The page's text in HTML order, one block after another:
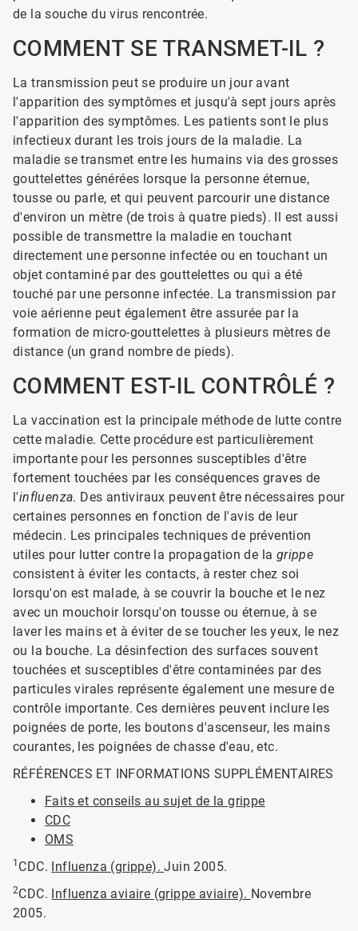
de la souche du virus rencontrée.
COMMENT SE TRANSMET-IL ?
La transmission peut se produire un jour avant
l'apparition des symptômes et jusqu'à sept jours après
l'apparition des symptômes. Les patients sont le plus
infectieux durant les trois jours de la maladie. La
maladie se transmet entre les humains via des grosses
gouttelettes générées lorsque la personne éternue,
tousse ou parle, et qui peuvent parcourir une distance
d'environ un mètre (de trois à quatre pieds). Il est aussi
possible de transmettre la maladie en touchant
directement une personne infectée ou en touchant un
objet contaminé par des gouttelettes ou qui a été
touché par une personne infectée. La transmission par
voie aérienne peut également être assurée par la
formation de micro-gouttelettes à plusieurs mètres de
distance (un grand nombre de pieds).
COMMENT EST-IL CONTRÔLÉ ?
La vaccination est la principale méthode de lutte contre
cette maladie. Cette procédure est particulièrement
importante pour les personnes susceptibles d'être
fortement touchées par les conséquences graves de
l'influenza. Des antiviraux peuvent être nécessaires pour
certaines personnes en fonction de l'avis de leur
médecin. Les principales techniques de prévention
utiles pour lutter contre la propagation de la grippe
consistent à éviter les contacts, à rester chez soi
lorsqu'on est malade, à se couvrir la bouche et le nez
avec un mouchoir lorsqu'on tousse ou éternue, à se
laver les mains et à éviter de se toucher les yeux, le nez
ou la bouche. La désinfection des surfaces souvent
touchées et susceptibles d'être contaminées par des
particules virales représente également une mesure de
contrôle importante. Ces dernières peuvent inclure les
poignées de porte, les boutons d'ascenseur, les mains
courantes, les poignées de chasse d'eau, etc.
RÉFÉRENCES ET INFORMATIONS SUPPLÉMENTAIRES
Faits et conseils au sujet de la grippe
CDC
OMS
1 CDC. Influenza (grippe).Juin 2005.
2CDC. Influenza aviaire (grippe aviaire). Novembre
2005.